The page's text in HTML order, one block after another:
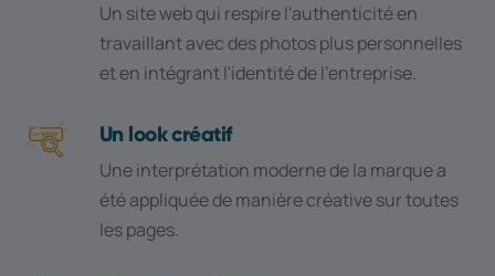
Un site web qui respire l'authenticité en
travaillant avec des photos plus personnelles
et en intégrant l'identité de l'entreprise.
Un look créatif
Une interprétation moderne de la marque a
été appliquée de manière créative sur toutes
les pages.